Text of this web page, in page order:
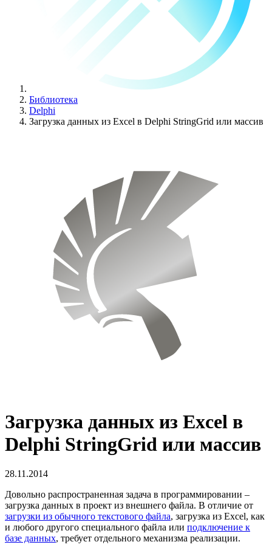
Библиотека
Delphi
Загрузка данных из Excel в Delphi StringGrid или массив
Загрузка данных из Excel в
Delphi StringGrid или массив
28.11.2014
Довольно распространенная задача в программировании –
загрузка данных в проект из внешнего файла. В отличие от
загрузки из обычного текстового файла, загрузка из Excel, как
и любого другого специального файла или подключение к
базе данных, требует отдельного механизма реализации.